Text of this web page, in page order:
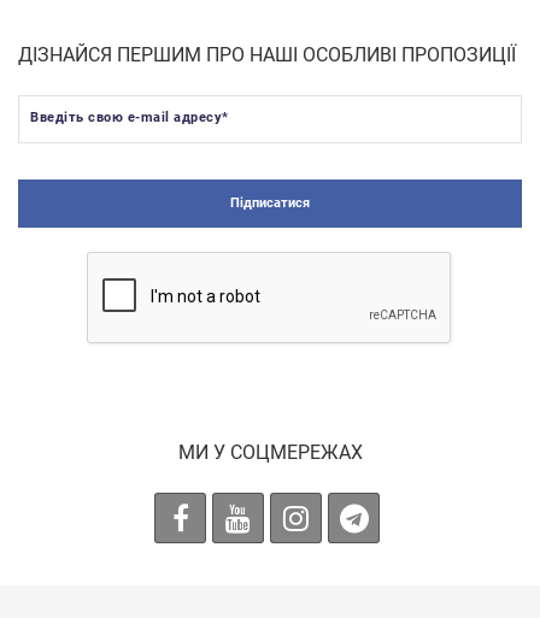
ДІЗНАЙСЯ ПЕРШИМ ПРО НАШІ ОСОБЛИВІ ПРОПОЗИЦІЇ
Введіть свою e-mail адресу*
Підписатися
МИ У СОЦМЕРЕЖАХ